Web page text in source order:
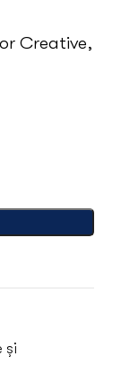
Creative,
și